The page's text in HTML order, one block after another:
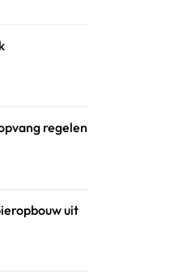
regelen
uit